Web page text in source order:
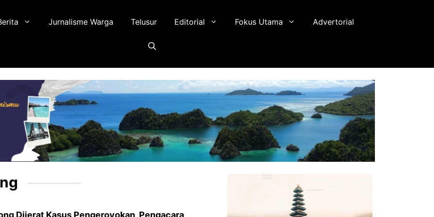
Jurnalisme Warga Telusur Editorial Fokus Utama Advertorial
Dijerat Kasus Pengeroyokan, Pengacara